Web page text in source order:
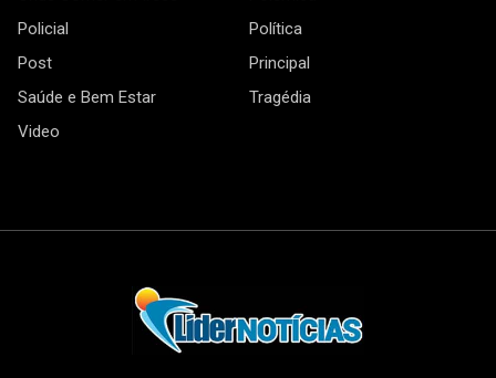
Policial
Política
Post
Principal
Saúde e Bem Estar
Tragédia
Video